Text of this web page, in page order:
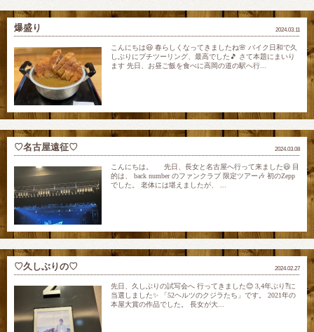
2024.03.11
爆盛り
こんにちは😃 春らしくなってきましたね🌸 バイク日和で久
しぶりにプチツーリング、最高でした🎵 さて本題にまいり
ます 先日、お昼ご飯を食べに高岡の道の駅へ行...
2024.03.08
♡名古屋遠征♡
こんにちは。 先日、長女と名古屋へ行って来ました😃 目
的は、 back number のファンクラブ 限定ツアー🎶 初のZepp
でした。 老体には堪えましたが、 ...
2024.02.27
♡久しぶりの♡
先日、久しぶりの試写会へ 行ってきました😊 3,4年ぶり⁈に
当選しました✨ 「52ヘルツのクジラたち」です。 2021年の
本屋大賞の作品でした。 長女が大...